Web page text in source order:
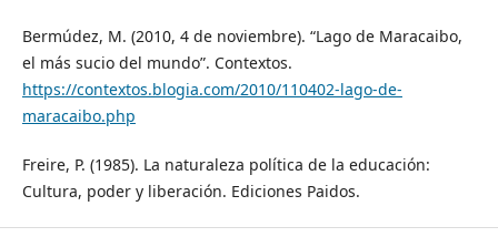
Bermúdez, M. (2010, 4 de noviembre). “Lago de Maracaibo,
el más sucio del mundo”. Contextos.
https://contextos.blogia.com/2010/110402-lago-de-
maracaibo.php
Freire, P. (1985). La naturaleza política de la educación:
Cultura, poder y liberación. Ediciones Paidos.